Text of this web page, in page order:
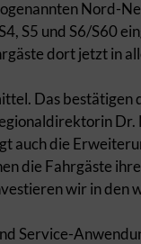
Nord-
S5 und S6/S60
dort jetzt in
Das
auch die
die Fahrgäste
wir in den
Service-